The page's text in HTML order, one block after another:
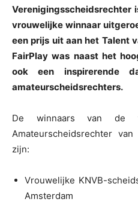
Verenigingsscheidsrechter
vrouwelijke winnaar
een prijs uit aan het Talent
FairPlay was naast het
ook een inspirerende
amateurscheidsrechters.
De winnaars van de
Amateurscheidsrechter
zijn:
Vrouwelijke KNVB-
Amsterdam